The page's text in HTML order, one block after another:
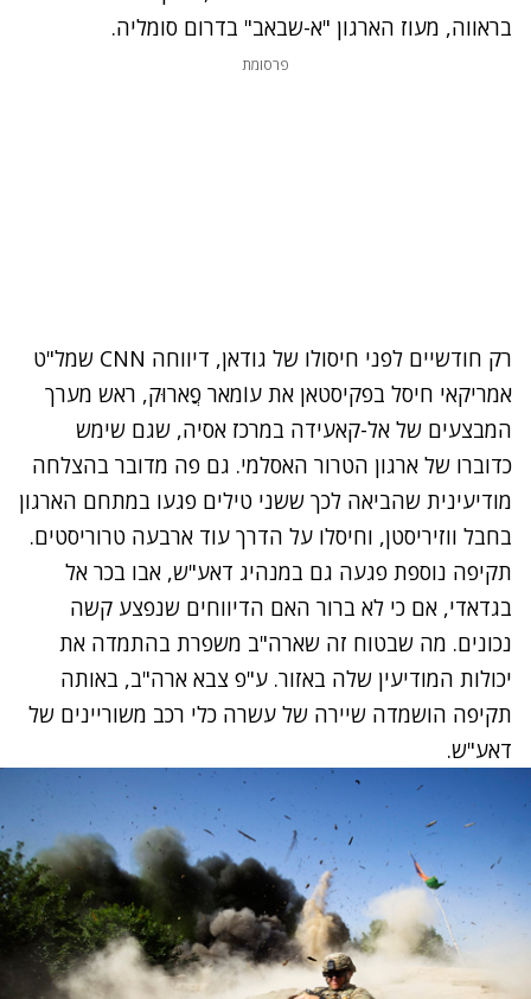
בראווה, מעוז הארגון "א-שבאב" בדרום סומליה.
פרסומת
רק חודשיים לפני חיסולו של גודאן, דיווחה CNN שמל"ט
אמריקאי חיסל בפקיסטאן את עוֹמאר פֲארוּק, ראש מערך
המבצעים של אל-קאעידה במרכז אסיה, שגם שימש
כדוברו של ארגון הטרור האסלמי. גם פה מדובר בהצלחה
מודיעינית שהביאה לכך ששני טילים פגעו במתחם הארגון
בחבל ווזיריסטן, וחיסלו על הדרך עוד ארבעה טרוריסטים.
תקיפה נוספת פגעה גם במנהיג דאע"ש, אבו בכר אל
בגדאדי, אם כי לא ברור האם הדיווחים שנפצע קשה
נכונים. מה שבטוח זה שארה"ב משפרת בהתמדה את
יכולות המודיעין שלה באזור. ע"פ צבא ארה"ב, באותה
תקיפה הושמדה שיירה של עשרה כלי רכב משוריינים של
דאע"ש.